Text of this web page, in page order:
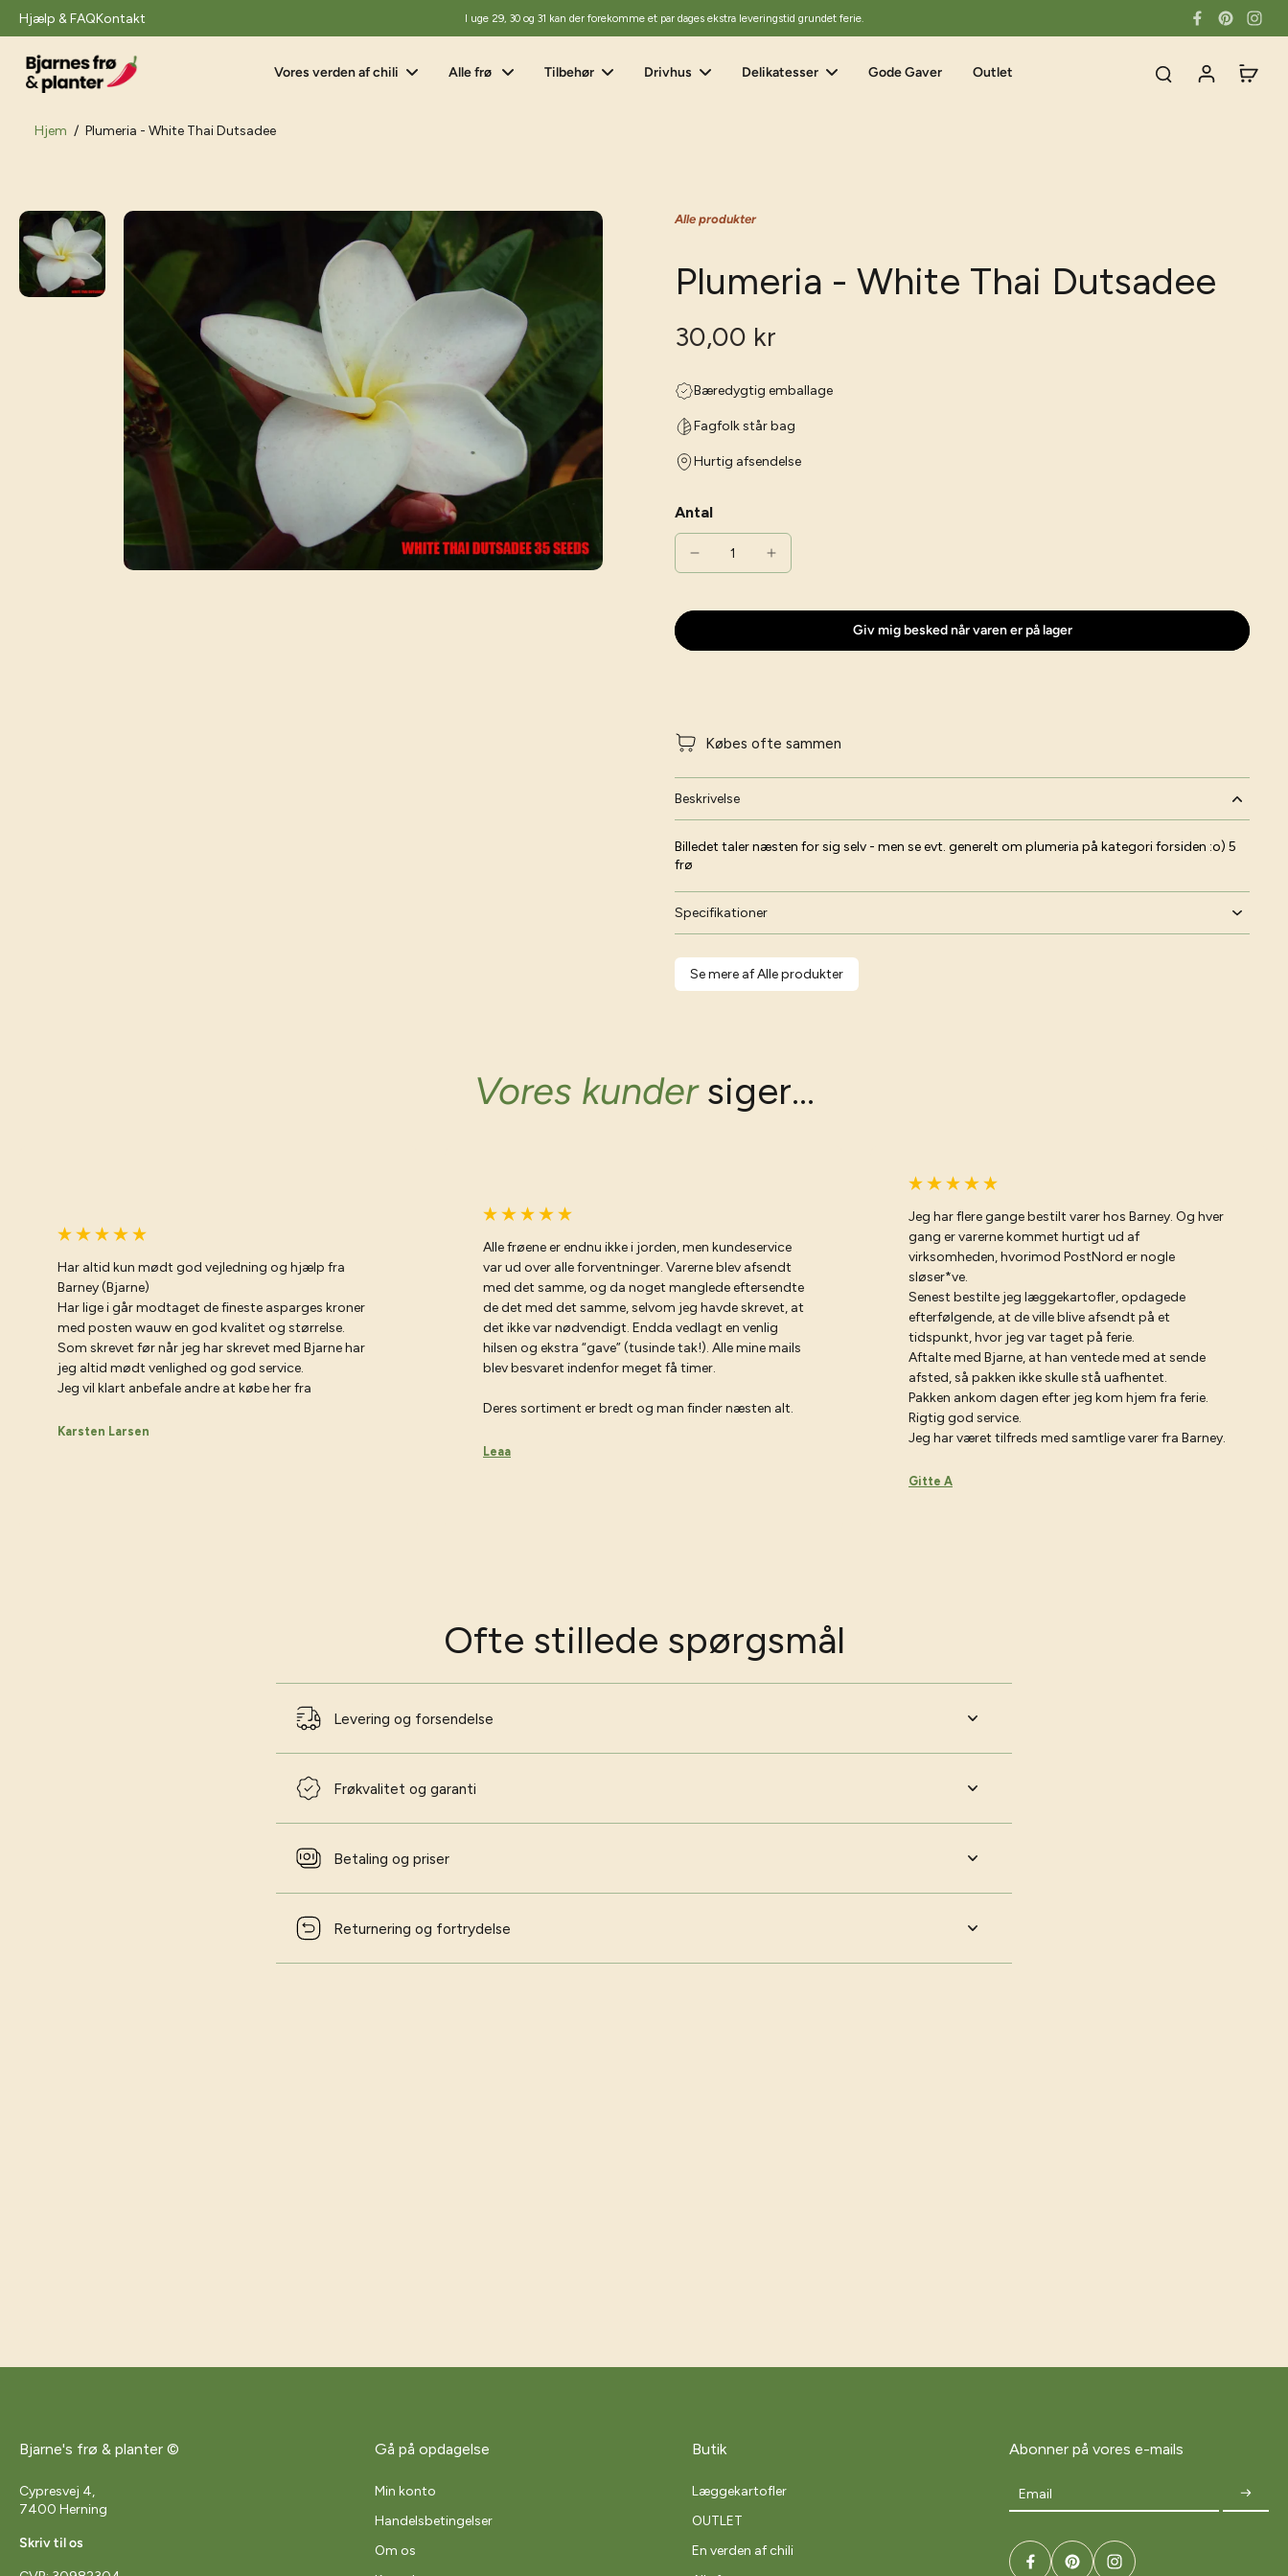
Hjælp & FAQKontakt I uge 29, 30 og 31 kan der forekomme et par dages ekstra leveringstid grundet ferie.
Vores verden af chili Alle frø Tilbehør Drivhus Delikatesser Gode Gaver Outlet
Hjem / Plumeria - White Thai Dutsadee
Gå
til
produktoplysninger
Alle produkter
Plumeria - White Thai Dutsadee
30,00 kr
Bæredygtig emballage
Fagfolk står bag
Hurtig afsendelse
Antal
Giv mig besked når varen er på lager
Købes ofte sammen
Beskrivelse
Billedet taler næsten for sig selv - men se evt. generelt om plumeria på kategori forsiden :o) 5
frø
Specifikationer
Se mere af Alle produkter
Vores kundersiger...
Har altid kun mødt god vejledning og hjælp fra
Barney (Bjarne)
Har lige i går modtaget de fineste asparges kroner
med posten wauw en god kvalitet og størrelse.
Som skrevet før når jeg har skrevet med Bjarne har
jeg altid mødt venlighed og god service.
Jeg vil klart anbefale andre at købe her fra
Karsten Larsen
Alle frøene er endnu ikke i jorden, men kundeservice
var ud over alle forventninger. Varerne blev afsendt
med det samme, og da noget manglede eftersendte
de det med det samme, selvom jeg havde skrevet, at
det ikke var nødvendigt. Endda vedlagt en venlig
hilsen og ekstra “gave” (tusinde tak!). Alle mine mails
blev besvaret indenfor meget få timer.
Deres sortiment er bredt og man finder næsten alt.
Leaa
Jeg har flere gange bestilt varer hos Barney. Og hver
gang er varerne kommet hurtigt ud af
virksomheden, hvorimod PostNord er nogle
sløser*ve.
Senest bestilte jeg læggekartofler, opdagede
efterfølgende, at de ville blive afsendt på et
tidspunkt, hvor jeg var taget på ferie.
Aftalte med Bjarne, at han ventede med at sende
afsted, så pakken ikke skulle stå uafhentet.
Pakken ankom dagen efter jeg kom hjem fra ferie.
Rigtig god service.
Jeg har været tilfreds med samtlige varer fra Barney.
Gitte A
Ofte stillede spørgsmål
Levering og forsendelse
Frøkvalitet og garanti
Betaling og priser
Returnering og fortrydelse
Bjarne's frø & planter ©
Cypresvej 4,
7400 Herning
Skriv til os
Gå på opdagelse
Min konto
Handelsbetingelser
Om os
Butik
Læggekartofler
OUTLET
En verden af chili
Abonner på vores e-mails
Email